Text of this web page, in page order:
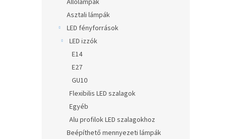
Állólámpák
Asztali lámpák
LED fényforrások
LED izzók
E14
E27
GU10
Flexibilis LED szalagok
Egyéb
Alu profilok LED szalagokhoz
Beépíthető mennyezeti lámpák